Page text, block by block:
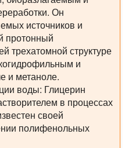
Он
источников и
протонный
трехатомной структуре
и
и метаноле.
воды: Глицерин
в процессах
своей
полифенольных